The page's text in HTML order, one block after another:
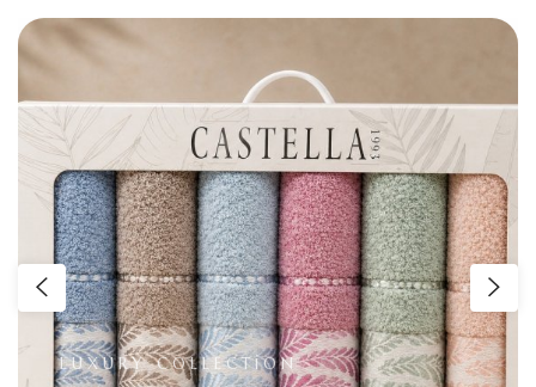
LUXURY COLLECTION
BORNOZLAR
KOLEKSIYONU İNCELE →